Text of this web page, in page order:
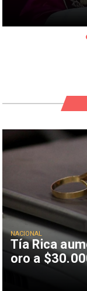
Tía Rica
oro a
NACIONAL